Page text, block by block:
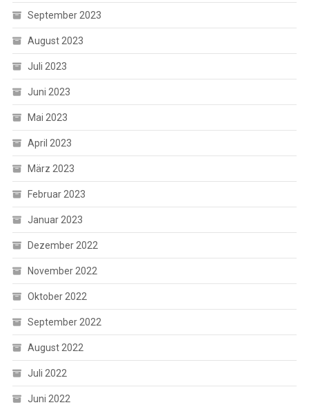
September 2023
August 2023
Juli 2023
Juni 2023
Mai 2023
April 2023
März 2023
Februar 2023
Januar 2023
Dezember 2022
November 2022
Oktober 2022
September 2022
August 2022
Juli 2022
Juni 2022